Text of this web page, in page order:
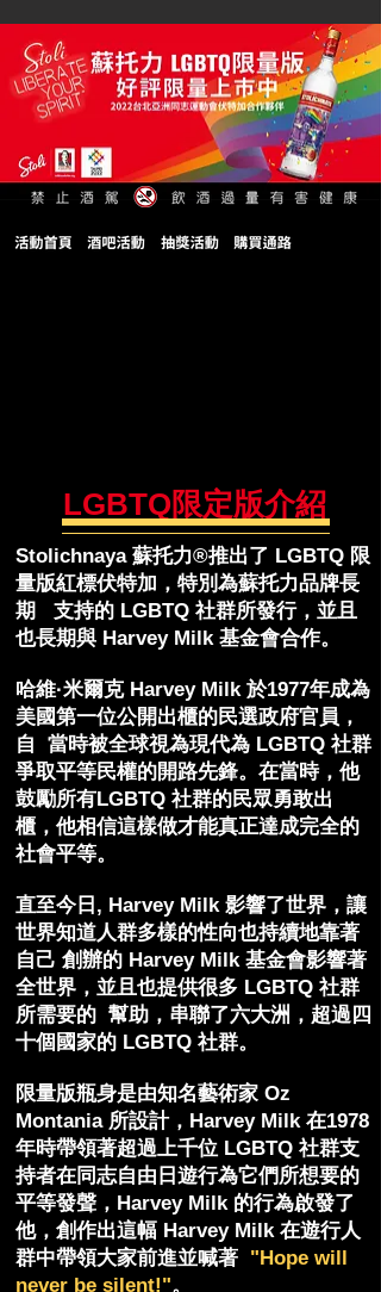
LGBTQ限定版介紹
Stolichnaya 蘇托力®推出了 LGBTQ 限
量版紅標伏特加，特別為蘇托力品牌長
期 支持的 LGBTQ 社群所發行，並且
也長期與 Harvey Milk 基金會合作。
哈維·米爾克 Harvey Milk 於1977年成為
美國第一位公開出櫃的民選政府官員，
自 當時被全球視為現代為 LGBTQ 社群
爭取平等民權的開路先鋒。在當時，他
鼓勵所有LGBTQ 社群的民眾勇敢出
櫃，他相信這樣做才能真正達成完全的
社會平等。
直至今日, Harvey Milk 影響了世界，讓
世界知道人群多樣的性向也持續地靠著
自己 創辦的 Harvey Milk 基金會影響著
全世界，並且也提供很多 LGBTQ 社群
所需要的 幫助，串聯了六大洲，超過四
十個國家的 LGBTQ 社群。
限量版瓶身是由知名藝術家 Oz
Montania 所設計，Harvey Milk 在1978
年時帶領著超過上千位 LGBTQ 社群支
持者在同志自由日遊行為它們所想要的
平等發聲，Harvey Milk 的行為啟發了
他，創作出這幅 Harvey Milk 在遊行人
群中帶領大家前進並喊著 "Hope will
never be silent!"。